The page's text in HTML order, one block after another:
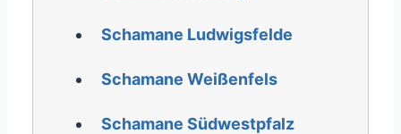
Schamane Ludwigsfelde
Schamane Weißenfels
Schamane Südwestpfalz